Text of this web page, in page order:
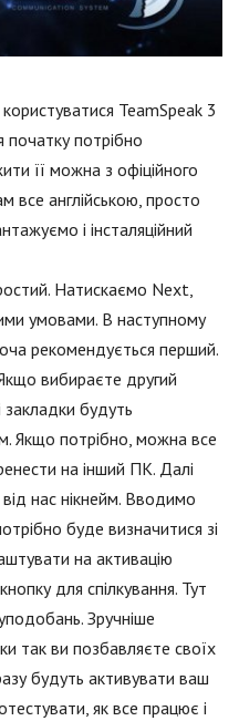
TeamSpeak 3
початку потрібно
її можна з офіційного
все англійською, просто
і інсталяційний
Натискаємо Next,
умовами. В наступному
рекомендується перший.
вибираєте другий
закладки будуть
Якщо потрібно, можна все
на інший ПК. Далі
нас нікнейм. Вводимо
буде визначитися зі
на активацію
для спілкування. Тут
Зручніше
так ви позбавляєте своїх
будуть активувати ваш
як все працює і